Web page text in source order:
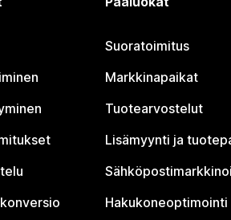
Suoratoimitus
Markkinapaikat
Tuotearvostelut
Lisämyynti ja
Hakukoneoptimointi